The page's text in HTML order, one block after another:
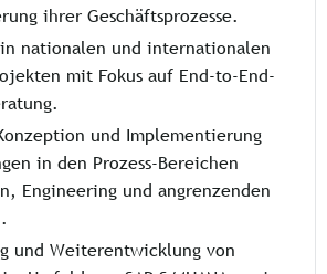
ihrer Geschäftsprozesse.
nationalen und internationalen
mit Fokus auf End-to-End-
und Implementierung
in den Prozess-Bereichen
Engineering und angrenzenden
und Weiterentwicklung von